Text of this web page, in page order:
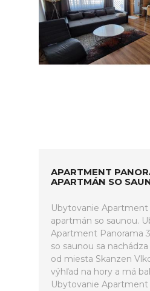
APARTMENT
APARTMÁN SO
Ubytovanie Apartment
apartmán so saunou.
Apartment Panorama
so saunou sa
od miesta Skanzen
výhľad na hory a má
Ubytovanie Apartment